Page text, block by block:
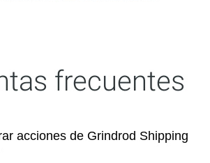
frecuentes
acciones de Grindrod Shipping